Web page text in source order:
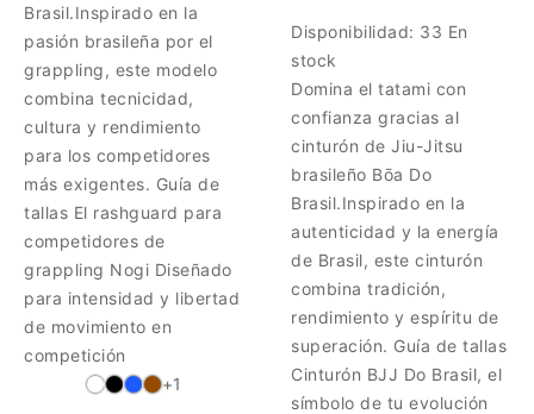
Brasil.Inspirado en la
pasión brasileña por el
grappling, este modelo
combina tecnicidad,
cultura y rendimiento
para los competidores
más exigentes. Guía de
tallas El rashguard para
competidores de
grappling Nogi Diseñado
para intensidad y libertad
de movimiento en
competición
+1
Disponibilidad: 33 En
stock
Domina el tatami con
confianza gracias al
cinturón de Jiu-Jitsu
brasileño Bōa Do
Brasil.Inspirado en la
autenticidad y la energía
de Brasil, este cinturón
combina tradición,
rendimiento y espíritu de
superación. Guía de tallas
Cinturón BJJ Do Brasil, el
símbolo de tu evolución